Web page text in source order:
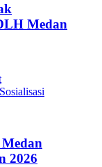
Medan
2026